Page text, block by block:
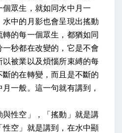
眾生，就如同水中月一
中的月影也會呈現出搖動
的每一個眾生，都猶如同
秒都在改變的，它是不會
被業以及煩惱所束縛的每
的在轉變，而且是不斷的
一般。這一句就有講到，
性空」，「搖動」就是講
空」就是講到，在水中顯